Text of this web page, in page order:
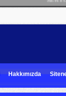
Hakkımızda